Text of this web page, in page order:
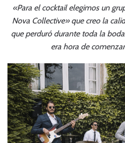
«Para el cocktail elegimos un
Nova Collective» que creo la
que perduró durante toda la
era hora de